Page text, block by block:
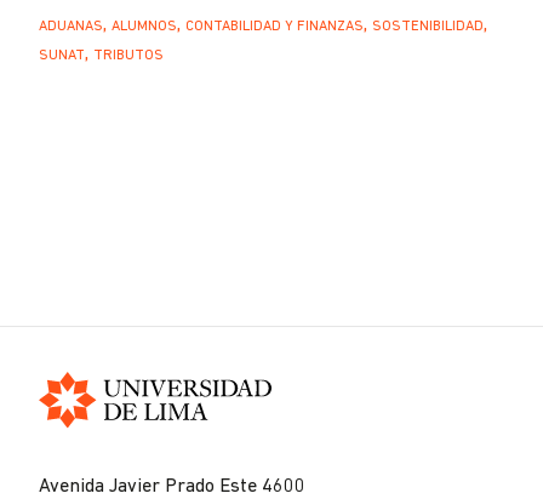
ADUANAS ALUMNOS CONTABILIDAD Y FINANZAS
SOSTENIBILIDAD
SUNAT
TRIBUTOS
Avenida Javier Prado Este 4600